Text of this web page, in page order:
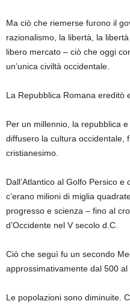
Ma ciò che riemerse furono il
razionalismo, la libertà, la
libero mercato – ciò che oggi
un’unica civiltà occidentale.
La Repubblica Romana ereditò
Per un millennio, la repubblica
diffusero la cultura occidentale,
cristianesimo.
Dall’Atlantico al Golfo Persico
c’erano milioni di miglia
progresso e scienza – fino al
d’Occidente nel V secolo d.C.
Ciò che seguì fu un secondo
approssimativamente dal 500 al
Le popolazioni sono diminuite.